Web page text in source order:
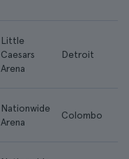
Little
Caesars
Arena
Detroit
Nationwide
Arena
Colombo